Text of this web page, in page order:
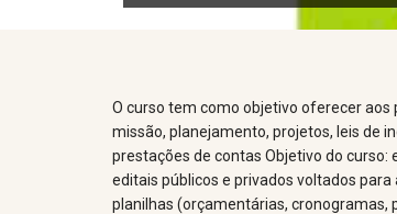
O curso tem como objetivo oferecer
missão, planejamento, projetos, leis de
prestações de contas Objetivo do
editais públicos e privados voltados
planilhas (orçamentárias, cronogramas,